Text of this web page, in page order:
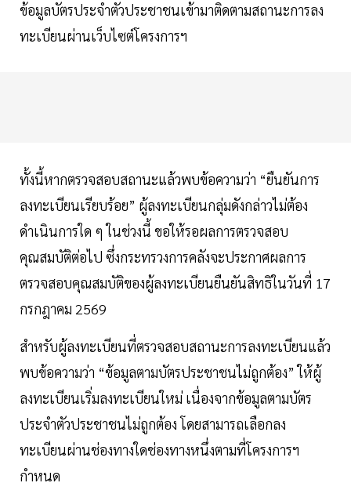
ข้อมูลบัตรประจำตัวประชาชนเข้ามาติดตามสถานะการลง
ทะเบียนผ่านเว็บไซต์โครงการฯ
ทั้งนี้หากตรวจสอบสถานะแล้วพบข้อความว่า “ยืนยันการ
ลงทะเบียนเรียบร้อย” ผู้ลงทะเบียนกลุ่มดังกล่าวไม่ต้อง
ดำเนินการใด ๆ ในช่วงนี้ ขอให้รอผลการตรวจสอบ
คุณสมบัติต่อไป ซึ่งกระทรวงการคลังจะประกาศผลการ
ตรวจสอบคุณสมบัติของผู้ลงทะเบียนยืนยันสิทธิในวันที่ 17
กรกฎาคม 2569
สำหรับผู้ลงทะเบียนที่ตรวจสอบสถานะการลงทะเบียนแล้ว
พบข้อความว่า “ข้อมูลตามบัตรประชาชนไม่ถูกต้อง” ให้ผู้
ลงทะเบียนเริ่มลงทะเบียนใหม่ เนื่องจากข้อมูลตามบัตร
ประจำตัวประชาชนไม่ถูกต้อง โดยสามารถเลือกลง
ทะเบียนผ่านช่องทางใดช่องทางหนึ่งตามที่โครงการฯ
กำหนด